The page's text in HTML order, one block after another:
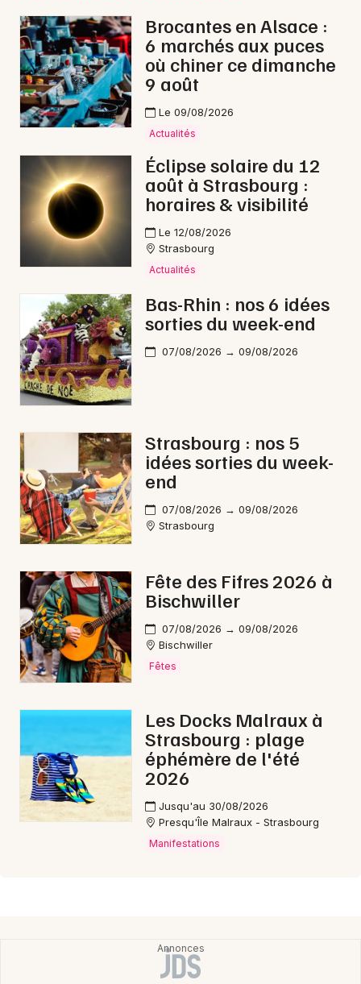
Brocantes en Alsace :
6 marchés aux puces
où chiner ce dimanche
9 août
Le 09/08/2026
Actualités
Éclipse solaire du 12
août à Strasbourg :
horaires & visibilité
Le 12/08/2026
Strasbourg
Actualités
Bas-Rhin : nos 6 idées
sorties du week-end
07/08/2026 → 09/08/2026
Strasbourg : nos 5
idées sorties du week-
end
07/08/2026 → 09/08/2026
Strasbourg
Fête des Fifres 2026 à
Bischwiller
07/08/2026 → 09/08/2026
Bischwiller
Fêtes
Les Docks Malraux à
Strasbourg : plage
éphémère de l'été
2026
Jusqu'au 30/08/2026
Presqu'Île Malraux - Strasbourg
Manifestations